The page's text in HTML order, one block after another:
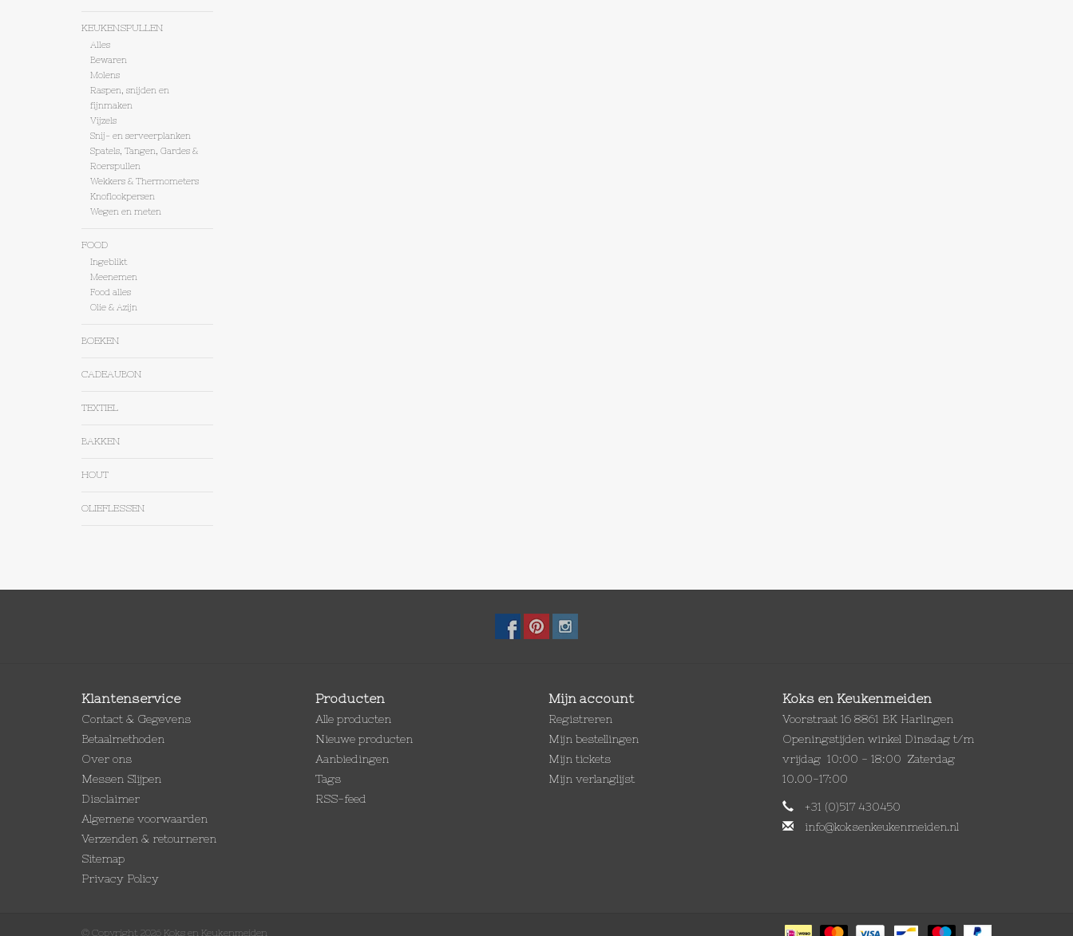
KEUKENSPULLEN
Alles
Bewaren
Molens
Raspen, snijden en
fijnmaken
Vijzels
Snij- en serveerplanken
Spatels, Tangen, Gardes &
Roerspullen
Wekkers & Thermometers
Knoflookpersen
Wegen en meten
FOOD
Ingeblikt
Meenemen
Food alles
Olie & Azijn
BOEKEN
CADEAUBON
TEXTIEL
BAKKEN
HOUT
OLIEFLESSEN
Klantenservice
Contact & Gegevens
Betaalmethoden
Over ons
Messen Slijpen
Disclaimer
Algemene voorwaarden
Verzenden & retourneren
Sitemap
Privacy Policy
Producten
Alle producten
Nieuwe producten
Aanbiedingen
Tags
RSS-feed
Mijn account
Registreren
Mijn bestellingen
Mijn tickets
Mijn verlanglijst
Koks en Keukenmeiden
Voorstraat 16 8861 BK Harlingen
Openingstijden winkel Dinsdag t/m
vrijdag 10:00 - 18:00 Zaterdag
10.00-17:00
+31 (0)517 430450
info@koksenkeukenmeiden.nl
© Copyright 2026 Koks en Keukenmeiden